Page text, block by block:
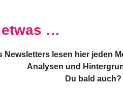
…
Newsletters lesen hier jeden
Analysen und
Du bald auch?